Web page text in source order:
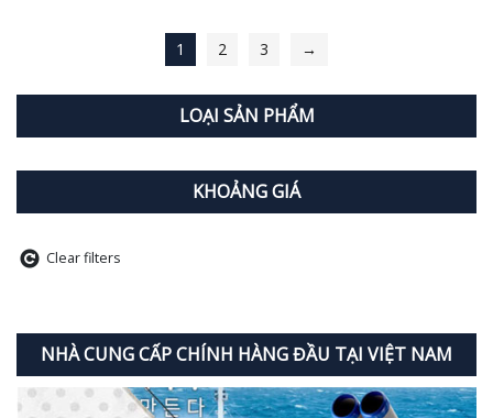
1 2 3 →
LOẠI SẢN PHẨM
KHOẢNG GIÁ
Clear filters
NHÀ CUNG CẤP CHÍNH HÀNG ĐẦU TẠI VIỆT NAM